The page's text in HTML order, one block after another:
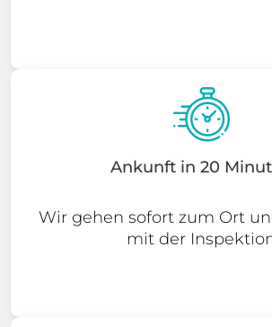
Ankunft in 20
Wir gehen sofort zum Ort
mit der